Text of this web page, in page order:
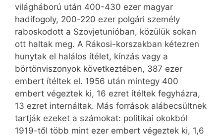
világháború után 400-430 ezer magyar
hadifogoly, 200-220 ezer polgári személy
raboskodott a Szovjetunióban, közülük sokan
ott haltak meg. A Rákosi-korszakban kétezren
hunytak el halálos ítélet, kínzás vagy a
börtönviszonyok következtében, 387 ezer
embert ítéltek el. 1956 után mintegy 400
embert végeztek ki, 16 ezret ítéltek fegyházra,
13 ezret internáltak. Más források alábecsültnek
tartják ezeket a számokat: politikai okokból
1919-től több mint ezer embert végeztek ki, 1,6